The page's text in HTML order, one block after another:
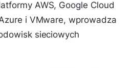
AWS, Google Cloud
i VMware, wprowadza
sieciowych